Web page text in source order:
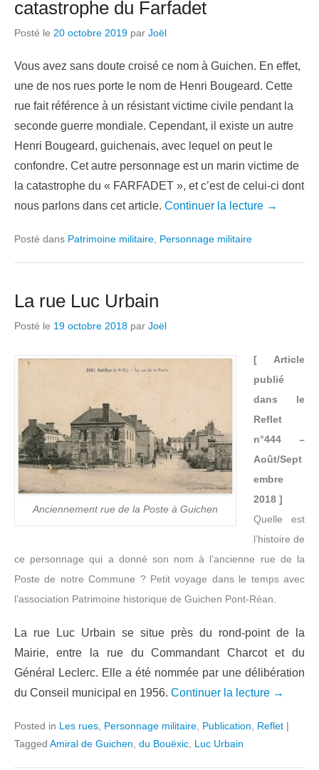
catastrophe du Farfadet
Posté le 20 octobre 2019 par Joël
Vous avez sans doute croisé ce nom à Guichen. En effet,
une de nos rues porte le nom de Henri Bougeard. Cette
rue fait référence à un résistant victime civile pendant la
seconde guerre mondiale. Cependant, il existe un autre
Henri Bougeard, guichenais, avec lequel on peut le
confondre. Cet autre personnage est un marin victime de
la catastrophe du « FARFADET », et c’est de celui-ci dont
nous parlons dans cet article. Continuer la lecture →
Posté dans Patrimoine militaire Personnage militaire
La rue Luc Urbain
Posté le 19 octobre 2018 par Joël
Anciennement rue de la Poste à Guichen
[ Article
publié
dans le
Reflet
n°444 –
Août/Sept
embre
2018 ]
Quelle est
l’histoire de
ce personnage qui a donné son nom à l’ancienne rue de la
Poste de notre Commune ? Petit voyage dans le temps avec
l’association Patrimoine historique de Guichen Pont-Réan.
La rue Luc Urbain se situe près du rond-point de la
Mairie, entre la rue du Commandant Charcot et du
Général Leclerc. Elle a été nommée par une délibération
du Conseil municipal en 1956. Continuer la lecture →
Posted in Les rues Personnage militaire Publication Reflet |
Tagged Amiral de Guichen du Bouëxic Luc Urbain